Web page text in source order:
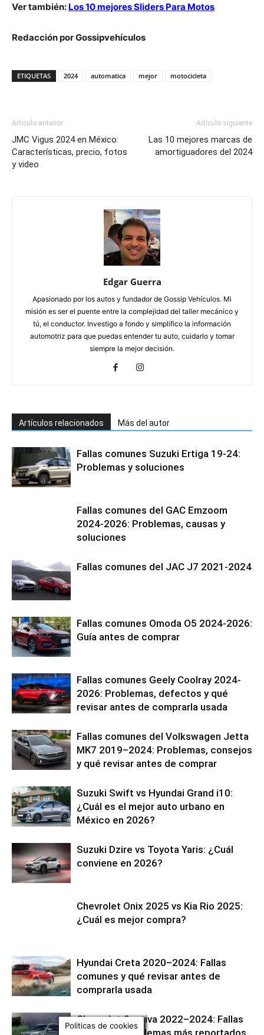
Ver también: Los 10 mejores Sliders Para Motos
Redacción por Gossipvehículos
ETIQUETAS 2024 automatica mejor motocicleta
Artículo anterior
JMC Vigus 2024 en México:
Características, precio, fotos
y video
Artículo siguiente
Las 10 mejores marcas de
amortiguadores del 2024
Edgar Guerra
Apasionado por los autos y fundador de Gossip Vehículos. Mi
misión es ser el puente entre la complejidad del taller mecánico y
tú, el conductor. Investigo a fondo y simplifico la información
automotriz para que puedas entender tu auto, cuidarlo y tomar
siempre la mejor decisión.
Artículos relacionados Más del autor
Fallas comunes Suzuki Ertiga 19-24:
Problemas y soluciones
Fallas comunes del GAC Emzoom
2024-2026: Problemas, causas y
soluciones
Fallas comunes del JAC J7 2021-2024
Fallas comunes Omoda O5 2024-2026:
Guía antes de comprar
Fallas comunes Geely Coolray 2024-
2026: Problemas, defectos y qué
revisar antes de comprarla usada
Fallas comunes del Volkswagen Jetta
MK7 2019–2024: Problemas, consejos
y qué revisar antes de comprar
Suzuki Swift vs Hyundai Grand i10:
¿Cuál es el mejor auto urbano en
México en 2026?
Suzuki Dzire vs Toyota Yaris: ¿Cuál
conviene en 2026?
Chevrolet Onix 2025 vs Kia Rio 2025:
¿Cuál es mejor compra?
Hyundai Creta 2020–2024: Fallas
comunes y qué revisar antes de
comprarla usada
Chevrolet Captiva 2022–2024: Fallas
comunes, problemas más reportados
Politicas de cookies